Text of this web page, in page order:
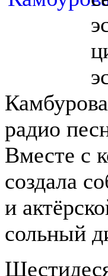
радио
Вместе с
создала
и
сольный